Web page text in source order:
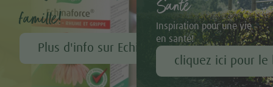
famille!
Plus d'info sur Echinaforce®
Santé
Inspiration pour une vie
en santé!
cliquez ici pour le